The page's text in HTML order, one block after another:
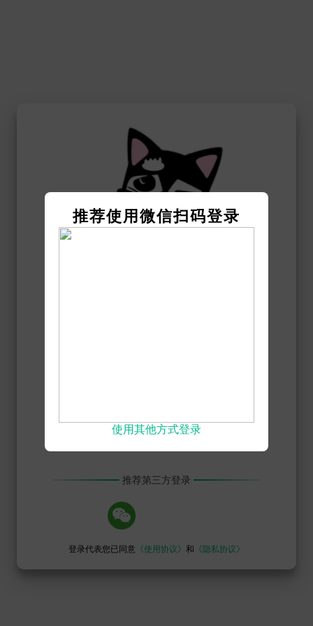
推荐第三方登录
推荐使用微信扫码登录
使用其他方式登录
登录代表您已同意 《使用协议》 和 《隐私协议》